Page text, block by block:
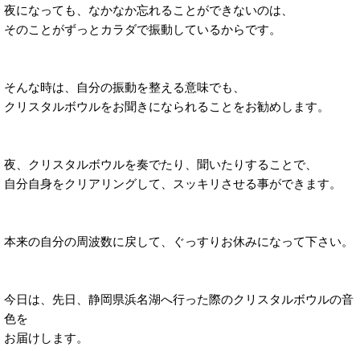
夜になっても、なかなか忘れることができないのは、
そのことがずっとカラダで振動しているからです。
そんな時は、自分の振動を整える意味でも、
クリスタルボウルをお聞きになられることをお勧めします。
夜、クリスタルボウルを奏でたり、聞いたりすることで、
自分自身をクリアリングして、スッキリさせる事ができます。
本来の自分の周波数に戻して、ぐっすりお休みになって下さい。
今日は、先日、静岡県浜名湖へ行った際のクリスタルボウルの音
色を
お届けします。